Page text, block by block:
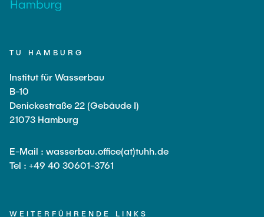
TU HAMBURG
Institut für Wasserbau
B-10
Denickestraße 22 (Gebäude I)
21073 Hamburg
E-Mail : wasserbau.office(at)tuhh.de
Tel : +49 40 30601-3761
WEITERFÜHRENDE LINKS